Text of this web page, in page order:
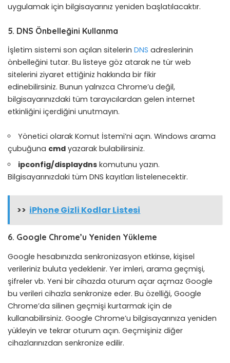
uygulamak için bilgisayarınız yeniden başlatılacaktır.
5. DNS Önbelleğini Kullanma
İşletim sistemi son açılan sitelerin DNS adreslerinin
önbelleğini tutar. Bu listeye göz atarak ne tür web
sitelerini ziyaret ettiğiniz hakkında bir fikir
edinebilirsiniz. Bunun yalnızca Chrome’u değil,
bilgisayarınızdaki tüm tarayıcılardan gelen internet
etkinliğini içerdiğini unutmayın.
Yönetici olarak Komut İstemi’ni açın. Windows arama
çubuğuna cmd yazarak bulabilirsiniz.
ipconfig/displaydns komutunu yazın.
Bilgisayarınızdaki tüm DNS kayıtları listelenecektir.
>> iPhone Gizli Kodlar Listesi
6. Google Chrome’u Yeniden Yükleme
Google hesabınızda senkronizasyon etkinse, kişisel
verileriniz buluta yedeklenir. Yer imleri, arama geçmişi,
şifreler vb. Yeni bir cihazda oturum açar açmaz Google
bu verileri cihazla senkronize eder. Bu özelliği, Google
Chrome’da silinen geçmişi kurtarmak için de
kullanabilirsiniz. Google Chrome’u bilgisayarınıza yeniden
yükleyin ve tekrar oturum açın. Geçmişiniz diğer
cihazlarınızdan senkronize edilir.